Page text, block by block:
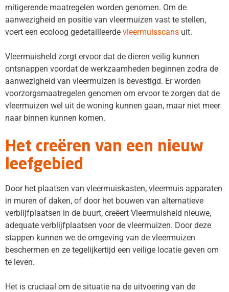
mitigerende maatregelen worden genomen. Om de
aanwezigheid en positie van vleermuizen vast te stellen,
voert een ecoloog gedetailleerde vleermuisscans uit.
Vleermuisheld zorgt ervoor dat de dieren veilig kunnen
ontsnappen voordat de werkzaamheden beginnen zodra de
aanwezigheid van vleermuizen is bevestigd. Er worden
voorzorgsmaatregelen genomen om ervoor te zorgen dat de
vleermuizen wel uit de woning kunnen gaan, maar niet meer
naar binnen kunnen komen.
Het creëren van een nieuw
leefgebied
Door het plaatsen van vleermuiskasten, vleermuis apparaten
in muren of daken, of door het bouwen van alternatieve
verblijfplaatsen in de buurt, creëert Vleermuisheld nieuwe,
adequate verblijfplaatsen voor de vleermuizen. Door deze
stappen kunnen we de omgeving van de vleermuizen
beschermen en ze tegelijkertijd een veilige locatie geven om
te leven.
Het is cruciaal om de situatie na de uitvoering van de